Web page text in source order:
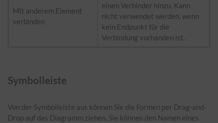
Mit anderem Element
verbinden
einen Verbinder hinzu. Kann
nicht verwendet werden, wenn
kein Endpunkt für die
Verbindung vorhanden ist.
Symbolleiste
Von der Symbolleiste aus können Sie die Formen per Drag-and-
Drop auf das Diagramm ziehen. Sie können den Namen eines